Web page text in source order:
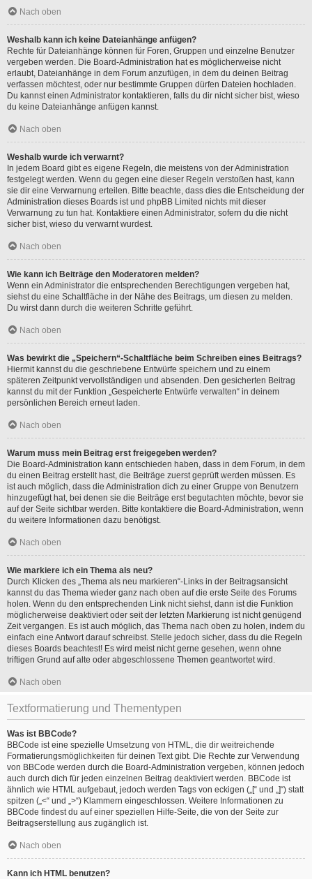
Nach oben
Weshalb kann ich keine Dateianhänge anfügen?
Rechte für Dateianhänge können für Foren, Gruppen und einzelne Benutzer
vergeben werden. Die Board-Administration hat es möglicherweise nicht
erlaubt, Dateianhänge in dem Forum anzufügen, in dem du deinen Beitrag
verfassen möchtest, oder nur bestimmte Gruppen dürfen Dateien hochladen.
Du kannst einen Administrator kontaktieren, falls du dir nicht sicher bist, wieso
du keine Dateianhänge anfügen kannst.
Nach oben
Weshalb wurde ich verwarnt?
In jedem Board gibt es eigene Regeln, die meistens von der Administration
festgelegt werden. Wenn du gegen eine dieser Regeln verstoßen hast, kann
sie dir eine Verwarnung erteilen. Bitte beachte, dass dies die Entscheidung der
Administration dieses Boards ist und phpBB Limited nichts mit dieser
Verwarnung zu tun hat. Kontaktiere einen Administrator, sofern du die nicht
sicher bist, wieso du verwarnt wurdest.
Nach oben
Wie kann ich Beiträge den Moderatoren melden?
Wenn ein Administrator die entsprechenden Berechtigungen vergeben hat,
siehst du eine Schaltfläche in der Nähe des Beitrags, um diesen zu melden.
Du wirst dann durch die weiteren Schritte geführt.
Nach oben
Was bewirkt die „Speichern“-Schaltfläche beim Schreiben eines Beitrags?
Hiermit kannst du die geschriebene Entwürfe speichern und zu einem
späteren Zeitpunkt vervollständigen und absenden. Den gesicherten Beitrag
kannst du mit der Funktion „Gespeicherte Entwürfe verwalten“ in deinem
persönlichen Bereich erneut laden.
Nach oben
Warum muss mein Beitrag erst freigegeben werden?
Die Board-Administration kann entschieden haben, dass in dem Forum, in dem
du einen Beitrag erstellt hast, die Beiträge zuerst geprüft werden müssen. Es
ist auch möglich, dass die Administration dich zu einer Gruppe von Benutzern
hinzugefügt hat, bei denen sie die Beiträge erst begutachten möchte, bevor sie
auf der Seite sichtbar werden. Bitte kontaktiere die Board-Administration, wenn
du weitere Informationen dazu benötigst.
Nach oben
Wie markiere ich ein Thema als neu?
Durch Klicken des „Thema als neu markieren“-Links in der Beitragsansicht
kannst du das Thema wieder ganz nach oben auf die erste Seite des Forums
holen. Wenn du den entsprechenden Link nicht siehst, dann ist die Funktion
möglicherweise deaktiviert oder seit der letzten Markierung ist nicht genügend
Zeit vergangen. Es ist auch möglich, das Thema nach oben zu holen, indem du
einfach eine Antwort darauf schreibst. Stelle jedoch sicher, dass du die Regeln
dieses Boards beachtest! Es wird meist nicht gerne gesehen, wenn ohne
triftigen Grund auf alte oder abgeschlossene Themen geantwortet wird.
Nach oben
Textformatierung und Thementypen
Was ist BBCode?
BBCode ist eine spezielle Umsetzung von HTML, die dir weitreichende
Formatierungsmöglichkeiten für deinen Text gibt. Die Rechte zur Verwendung
von BBCode werden durch die Board-Administration vergeben, können jedoch
auch durch dich für jeden einzelnen Beitrag deaktiviert werden. BBCode ist
ähnlich wie HTML aufgebaut, jedoch werden Tags von eckigen („[“ und „]“) statt
spitzen („<“ und „>“) Klammern eingeschlossen. Weitere Informationen zu
BBCode findest du auf einer speziellen Hilfe-Seite, die von der Seite zur
Beitragserstellung aus zugänglich ist.
Nach oben
Kann ich HTML benutzen?